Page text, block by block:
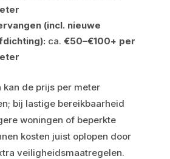
(incl. nieuwe
ca. €50–€100+ per
kan de prijs per meter
bij lastige bereikbaarheid
woningen of beperkte
kosten juist oplopen door
veiligheidsmaatregelen.